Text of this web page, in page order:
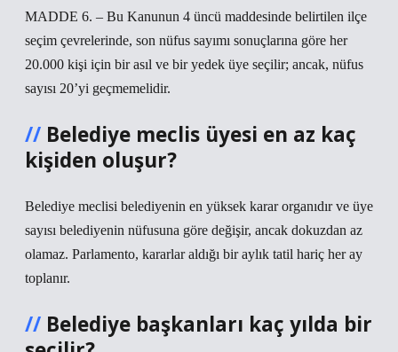
MADDE 6. – Bu Kanunun 4 üncü maddesinde belirtilen ilçe
seçim çevrelerinde, son nüfus sayımı sonuçlarına göre her
20.000 kişi için bir asıl ve bir yedek üye seçilir; ancak, nüfus
sayısı 20’yi geçmemelidir.
Belediye meclis üyesi en az kaç
kişiden oluşur?
Belediye meclisi belediyenin en yüksek karar organıdır ve üye
sayısı belediyenin nüfusuna göre değişir, ancak dokuzdan az
olamaz. Parlamento, kararlar aldığı bir aylık tatil hariç her ay
toplanır.
Belediye başkanları kaç yılda bir